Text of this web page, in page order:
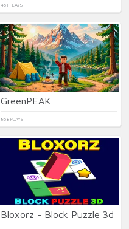
461 PLAYS
GreenPEAK
868 PLAYS
Bloxorz - Block Puzzle 3d